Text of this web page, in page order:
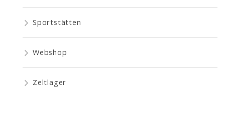
Sportstätten
Webshop
Zeltlager